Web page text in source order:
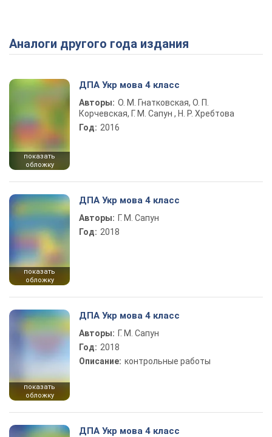
Аналоги другого года издания
показать
обложку
ДПА Укр мова 4 класс
Авторы: О. М. Гнатковская, О. П.
Корчевская, Г. М. Сапун , Н. Р. Хребтова
Год: 2016
показать
обложку
ДПА Укр мова 4 класс
Авторы: Г. М. Сапун
Год: 2018
показать
обложку
ДПА Укр мова 4 класс
Авторы: Г. М. Сапун
Год: 2018
Описание: контрольные работы
ДПА Укр мова 4 класс